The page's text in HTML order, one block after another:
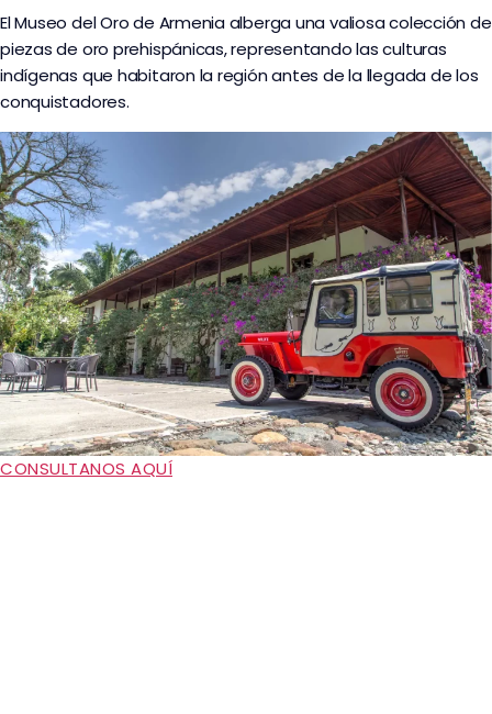
El Museo del Oro de Armenia alberga una valiosa colección de
piezas de oro prehispánicas, representando las culturas
indígenas que habitaron la región antes de la llegada de los
conquistadores.
CONSULTANOS AQUÍ